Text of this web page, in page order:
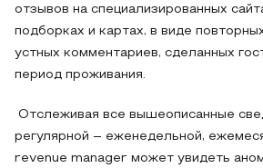
отзывов на специализированных
подборках и картах, в виде
устных комментариев, сделанных
период проживания.
Отслеживая все вышеописанные
регулярной – еженедельной,
revenue manager может увидеть